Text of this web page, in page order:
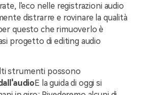
l'eco nelle registrazioni audio
distrarre e rovinare la qualità
questo che rimuoverlo è
progetto di editing audio
strumenti possono
E la guida di oggi si